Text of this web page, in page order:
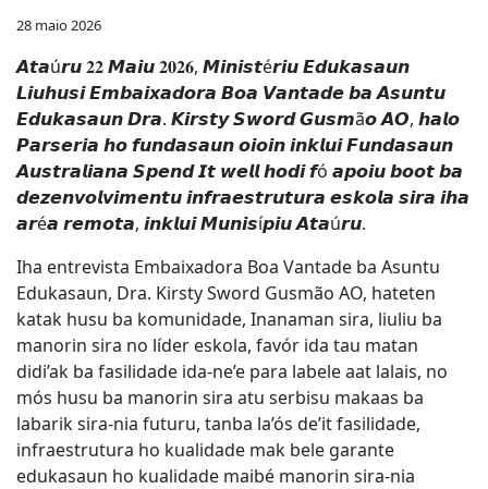
28 maio 2026
𝘼𝙩𝙖ú𝙧𝙪 𝟐𝟐 𝙈𝙖𝙞𝙪 𝟐𝟎𝟐𝟔, 𝙈𝙞𝙣𝙞𝙨𝙩é𝙧𝙞𝙪 𝙀𝙙𝙪𝙠𝙖𝙨𝙖𝙪𝙣
𝙇𝙞𝙪𝙝𝙪𝙨𝙞 𝙀𝙢𝙗𝙖𝙞𝙭𝙖𝙙𝙤𝙧𝙖 𝘽𝙤𝙖 𝙑𝙖𝙣𝙩𝙖𝙙𝙚 𝙗𝙖 𝘼𝙨𝙪𝙣𝙩𝙪
𝙀𝙙𝙪𝙠𝙖𝙨𝙖𝙪𝙣 𝘿𝙧𝙖. 𝙆𝙞𝙧𝙨𝙩𝙮 𝙎𝙬𝙤𝙧𝙙 𝙂𝙪𝙨𝙢ã𝙤 𝘼𝙊, 𝙝𝙖𝙡𝙤
𝙋𝙖𝙧𝙨𝙚𝙧𝙞𝙖 𝙝𝙤 𝙛𝙪𝙣𝙙𝙖𝙨𝙖𝙪𝙣 𝙤𝙞𝙤𝙞𝙣 𝙞𝙣𝙠𝙡𝙪𝙞 𝙁𝙪𝙣𝙙𝙖𝙨𝙖𝙪𝙣
𝘼𝙪𝙨𝙩𝙧𝙖𝙡𝙞𝙖𝙣𝙖 𝙎𝙥𝙚𝙣𝙙 𝙄𝙩 𝙬𝙚𝙡𝙡 𝙝𝙤𝙙𝙞 𝙛ó 𝙖𝙥𝙤𝙞𝙪 𝙗𝙤𝙤𝙩 𝙗𝙖
𝙙𝙚𝙯𝙚𝙣𝙫𝙤𝙡𝙫𝙞𝙢𝙚𝙣𝙩𝙪 𝙞𝙣𝙛𝙧𝙖𝙚𝙨𝙩𝙧𝙪𝙩𝙪𝙧𝙖 𝙚𝙨𝙠𝙤𝙡𝙖 𝙨𝙞𝙧𝙖 𝙞𝙝𝙖
𝙖𝙧é𝙖 𝙧𝙚𝙢𝙤𝙩𝙖, 𝙞𝙣𝙠𝙡𝙪𝙞 𝙈𝙪𝙣𝙞𝙨í𝙥𝙞𝙪 𝘼𝙩𝙖ú𝙧𝙪.
Iha entrevista Embaixadora Boa Vantade ba Asuntu
Edukasaun, Dra. Kirsty Sword Gusmão AO, hateten
katak husu ba komunidade, Inanaman sira, liuliu ba
manorin sira no líder eskola, favór ida tau matan
didi’ak ba fasilidade ida-ne’e para labele aat lalais, no
mós husu ba manorin sira atu serbisu makaas ba
labarik sira-nia futuru, tanba la’ós de’it fasilidade,
infraestrutura ho kualidade mak bele garante
edukasaun ho kualidade maibé manorin sira-nia